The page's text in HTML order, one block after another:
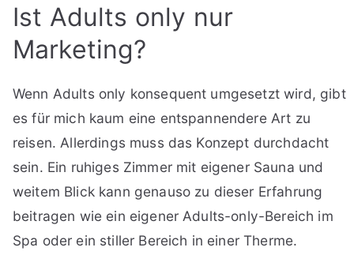
Ist Adults only nur
Marketing?
Wenn Adults only konsequent umgesetzt wird, gibt
es für mich kaum eine entspannendere Art zu
reisen. Allerdings muss das Konzept durchdacht
sein. Ein ruhiges Zimmer mit eigener Sauna und
weitem Blick kann genauso zu dieser Erfahrung
beitragen wie ein eigener Adults-only-Bereich im
Spa oder ein stiller Bereich in einer Therme.